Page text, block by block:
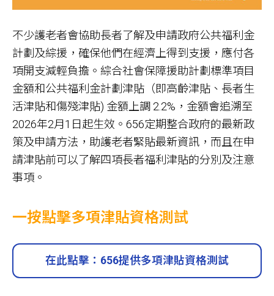
不少護老者會協助長者了解及申請政府公共福利金
計劃及綜援，確保他們在經濟上得到支援，應付各
項開支減輕負擔。綜合社會保障援助計劃標準項目
金額和公共福利金計劃津貼（即高齡津貼、長者生
活津貼和傷殘津貼) 金額上調 2.2%，金額會追溯至
2026年2月1日起生效。656定期整合政府的最新政
策及申請方法，助護老者緊貼最新資訊，而且在申
請津貼前可以了解四項長者福利津貼的分別及注意
事項。
一按點擊多項津貼資格測試
在此點擊：656提供多項津貼資格測試